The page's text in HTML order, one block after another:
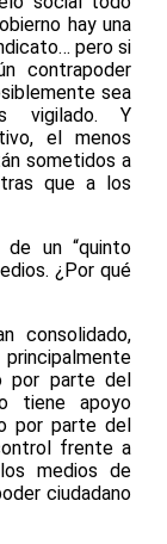
hay una
pero si
contrapoder
sea
vigilado. Y
el menos
sometidos a
que a los
de un “quinto
¿Por qué
consolidado,
por parte del
tiene apoyo
por parte del
frente a
medios de
ciudadano